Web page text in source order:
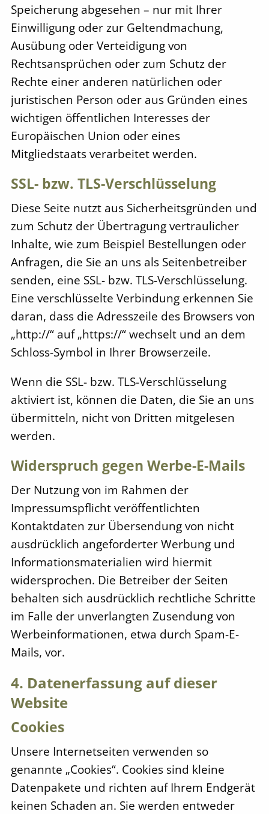
Speicherung abgesehen – nur mit Ihrer
Einwilligung oder zur Geltendmachung,
Ausübung oder Verteidigung von
Rechtsansprüchen oder zum Schutz der
Rechte einer anderen natürlichen oder
juristischen Person oder aus Gründen eines
wichtigen öffentlichen Interesses der
Europäischen Union oder eines
Mitgliedstaats verarbeitet werden.
SSL- bzw. TLS-Verschlüsselung
Diese Seite nutzt aus Sicherheitsgründen und
zum Schutz der Übertragung vertraulicher
Inhalte, wie zum Beispiel Bestellungen oder
Anfragen, die Sie an uns als Seitenbetreiber
senden, eine SSL- bzw. TLS-Verschlüsselung.
Eine verschlüsselte Verbindung erkennen Sie
daran, dass die Adresszeile des Browsers von
„http://“ auf „https://“ wechselt und an dem
Schloss-Symbol in Ihrer Browserzeile.
Wenn die SSL- bzw. TLS-Verschlüsselung
aktiviert ist, können die Daten, die Sie an uns
übermitteln, nicht von Dritten mitgelesen
werden.
Widerspruch gegen Werbe-E-Mails
Der Nutzung von im Rahmen der
Impressumspflicht veröffentlichten
Kontaktdaten zur Übersendung von nicht
ausdrücklich angeforderter Werbung und
Informationsmaterialien wird hiermit
widersprochen. Die Betreiber der Seiten
behalten sich ausdrücklich rechtliche Schritte
im Falle der unverlangten Zusendung von
Werbeinformationen, etwa durch Spam-E-
Mails, vor.
4. Datenerfassung auf dieser
Website
Cookies
Unsere Internetseiten verwenden so
genannte „Cookies“. Cookies sind kleine
Datenpakete und richten auf Ihrem Endgerät
keinen Schaden an. Sie werden entweder